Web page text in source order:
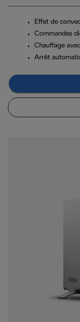
Effet de
Commandes
Chauffage
Arrêt